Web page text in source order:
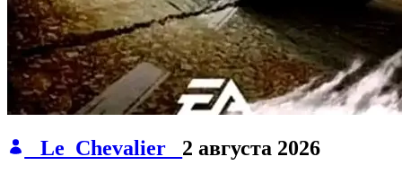
_Le_Chevalier_ 2 августа 2026